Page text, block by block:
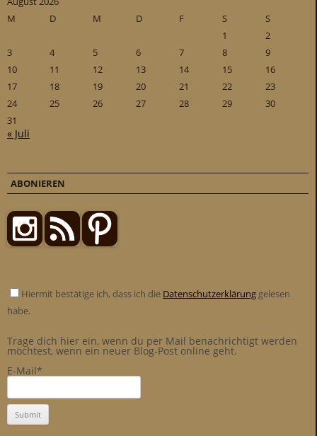
M
D M D F S
S
1
2
3
4 5 6 7 8
9
10
11 12 13 14 15
16
17
18 19 20 21 22
23
24
25 26 27 28 29
30
31
« Juli
ABONIEREN
Hiermit bestätige ich, dass ich die Datenschutzerklärung gelesen
habe.
Trage dich hier ein, wenn du per Mail benachrichtigt werden
möchtest, wenn ein neuer Blog-Post online geht.
E-Mail*